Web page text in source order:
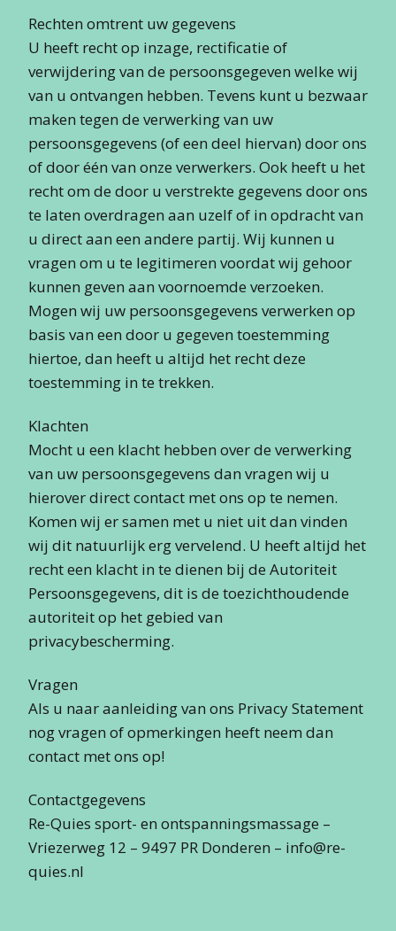
Rechten omtrent uw gegevens
U heeft recht op inzage, rectificatie of
verwijdering van de persoonsgegeven welke wij
van u ontvangen hebben. Tevens kunt u bezwaar
maken tegen de verwerking van uw
persoonsgegevens (of een deel hiervan) door ons
of door één van onze verwerkers. Ook heeft u het
recht om de door u verstrekte gegevens door ons
te laten overdragen aan uzelf of in opdracht van
u direct aan een andere partij. Wij kunnen u
vragen om u te legitimeren voordat wij gehoor
kunnen geven aan voornoemde verzoeken.
Mogen wij uw persoonsgegevens verwerken op
basis van een door u gegeven toestemming
hiertoe, dan heeft u altijd het recht deze
toestemming in te trekken.
Klachten
Mocht u een klacht hebben over de verwerking
van uw persoonsgegevens dan vragen wij u
hierover direct contact met ons op te nemen.
Komen wij er samen met u niet uit dan vinden
wij dit natuurlijk erg vervelend. U heeft altijd het
recht een klacht in te dienen bij de Autoriteit
Persoonsgegevens, dit is de toezichthoudende
autoriteit op het gebied van
privacybescherming.
Vragen
Als u naar aanleiding van ons Privacy Statement
nog vragen of opmerkingen heeft neem dan
contact met ons op!
Contactgegevens
Re-Quies sport- en ontspanningsmassage –
Vriezerweg 12 – 9497 PR Donderen – info@re-
quies.nl